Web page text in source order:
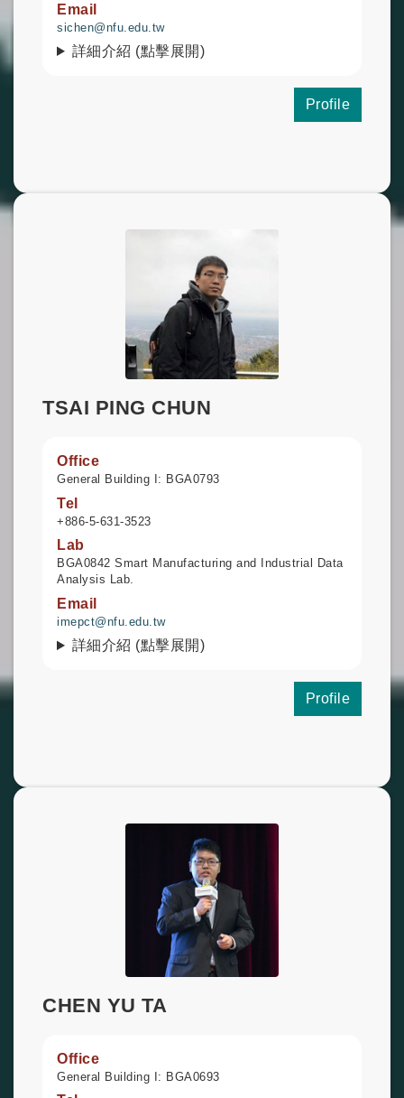
Email
sichen@nfu.edu.tw
詳細介紹 (點擊展開)
Profile
TSAI PING CHUN
Office
General Building I: BGA0793
Tel
+886-5-631-3523
Lab
BGA0842 Smart Manufacturing and Industrial Data
Analysis Lab.
Email
imepct@nfu.edu.tw
詳細介紹 (點擊展開)
Profile
CHEN YU TA
Office
General Building I: BGA0693